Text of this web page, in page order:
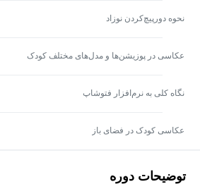
نحوه دورپیچ‌کردن نوزاد
عکاسی در پوزیشن‌ها و مدل‌های مختلف کودک
نگاه کلی به نرم‌افزار فتوشاپ
عکاسی کودک در فضای باز
توضیحات دوره